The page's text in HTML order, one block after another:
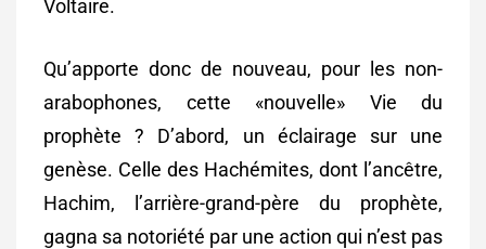
Voltaire.
Qu’apporte donc de nouveau, pour les non-
arabophones, cette «nouvelle» Vie du
prophète ? D’abord, un éclairage sur une
genèse. Celle des Hachémites, dont l’ancêtre,
Hachim, l’arrière-grand-père du prophète,
gagna sa notoriété par une action qui n’est pas